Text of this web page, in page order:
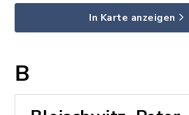
In Karte anzeigen
B